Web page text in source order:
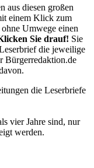
aus diesen großen
einem Klick zum
Umwege einen
Sie drauf! Sie
die jeweilige
Bürgerredaktion.de
die Leserbriefe
vier Jahre sind, nur
werden.